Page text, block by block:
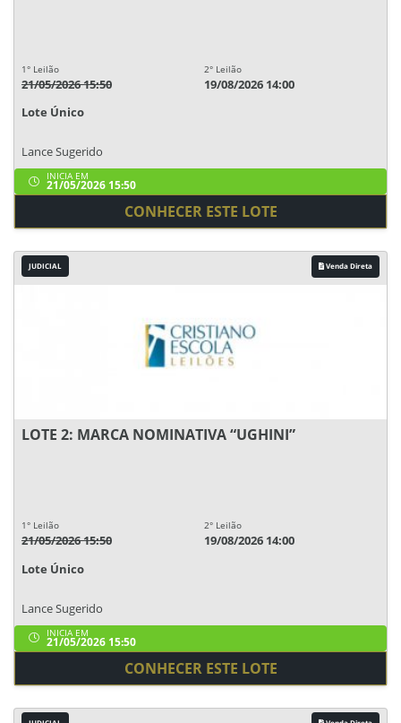
1° Leilão
21/05/2026 15:50
2° Leilão
19/08/2026 14:00
Lote Único
Lance Sugerido
INICIA EM
21/05/2026 15:50
CONHECER ESTE LOTE
JUDICIAL Venda Direta
LOTE 2: MARCA NOMINATIVA “UGHINI”
1° Leilão
21/05/2026 15:50
2° Leilão
19/08/2026 14:00
Lote Único
Lance Sugerido
INICIA EM
21/05/2026 15:50
CONHECER ESTE LOTE